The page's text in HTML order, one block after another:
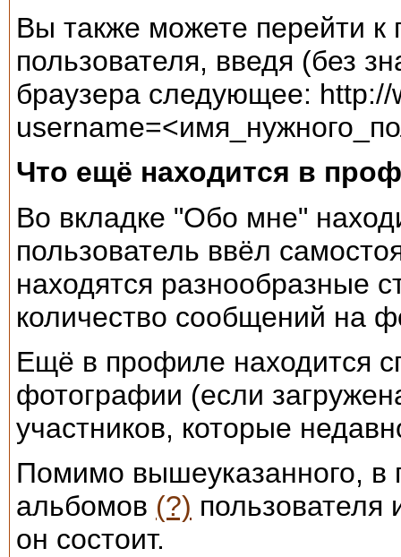
Вы также можете перейти
пользователя, введя (без
браузера следующее:
Что ещё находится в
Во вкладке "Обо мне"
пользователь ввёл
находятся разнообразные
количество сообщений на
Ещё в профиле находится
фотографии (если
участников, которые
Помимо вышеуказанного, в
альбомов (?) пользователя
он состоит.